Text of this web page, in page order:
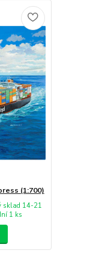
(1:700)
sklad 14-21
1 ks